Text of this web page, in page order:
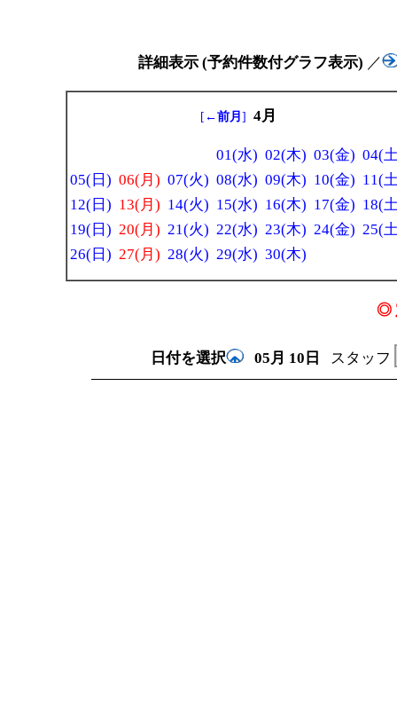
詳細表示 (予約件数付グラフ表示) ／
[ ←前月 ] 4月
01(水) 02(木) 03(金) 04(
05(日) 06(月) 07(火) 08(水) 09(木) 10(金) 11(
12(日) 13(月) 14(火) 15(水) 16(木) 17(金) 18(
19(日) 20(月) 21(火) 22(水) 23(木) 24(金) 25(
26(日) 27(月) 28(火) 29(水) 30(木)
◎
日付を選択 05月 10日 スタッフ